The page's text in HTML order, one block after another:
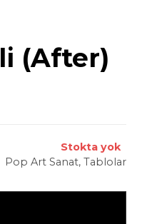
(After)
Stokta yok
Pop Art Sanat, Tablolar